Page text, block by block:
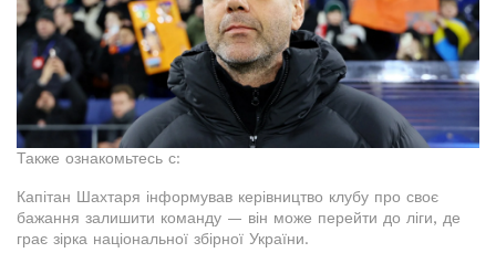
Также ознакомьтесь с:
Капітан Шахтаря інформував керівництво клубу про своє
бажання залишити команду — він може перейти до ліги, де
грає зірка національної збірної України.